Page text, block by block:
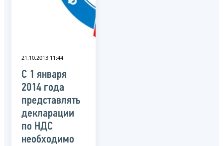
21.10.2013 11:44
С 1 января
2014 года
представлять
декларации
по НДС
необходимо